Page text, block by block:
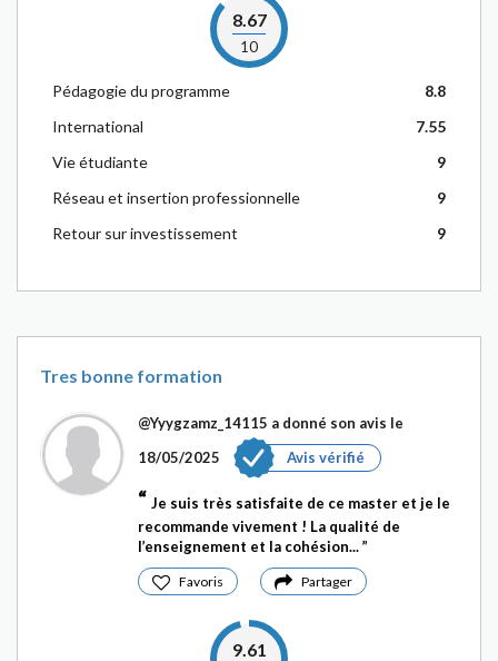
8.67
10
Pédagogie du programme
8.8
International
7.55
Vie étudiante
9
Réseau et insertion professionnelle
9
Retour sur investissement
9
Tres bonne formation
@Yyygzamz_14115 a donné son avis le
18/05/2025
Avis vérifié
Je suis très satisfaite de ce master et je le
recommande vivement ! La qualité de
l’enseignement et la cohésion...
Favoris Partager
9.61